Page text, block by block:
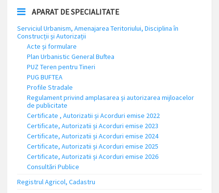
APARAT DE SPECIALITATE
Serviciul Urbanism, Amenajarea Teritoriului, Disciplina în
Construcții și Autorizații
Acte și formulare
Plan Urbanistic General Buftea
PUZ Teren pentru Tineri
PUG BUFTEA
Profile Stradale
Regulament privind amplasarea și autorizarea mijloacelor
de publicitate
Certificate , Autorizatii și Acorduri emise 2022
Certificate, Autorizatii și Acorduri emise 2023
Certificate, Autorizatii și Acorduri emise 2024
Certificate, Autorizatii și Acorduri emise 2025
Certificate, Autorizatii și Acorduri emise 2026
Consultări Publice
Registrul Agricol, Cadastru